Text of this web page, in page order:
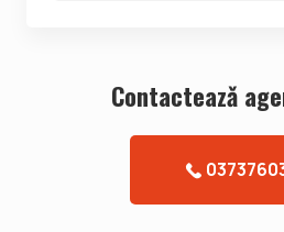
Contacteazǎ